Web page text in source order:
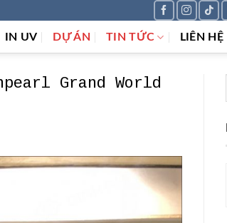
IN UV DỰ ÁN TIN TỨC LIÊN HỆ
Grand World